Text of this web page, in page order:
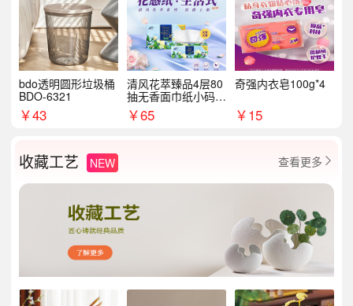
bdo透明圆形垃圾桶
BDO-6321
￥43
清风花萃臻品4层80
抽无香面巾纸小码1
8包
￥65
奇强内衣皂100g*4
￥15
收藏工艺 NEW 查看更多 